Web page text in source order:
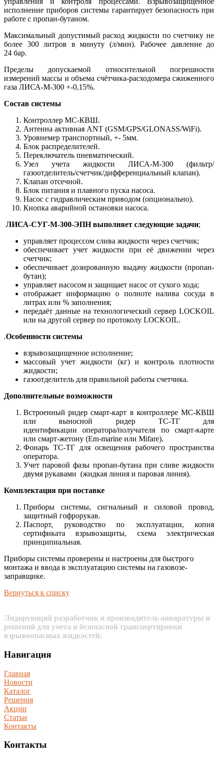
исполнение приборов системы гарантирует безопасность при
работе с пропан-бутаном.
Максимальный допустимый расход жидкости по счетчику не
более 300 литров в минуту (л/мин). Рабочее давление до
24 бар.
Пределы допускаемой относительной погрешности
измерений массы и объема счётчика-расходомера сжиженного
газа ЛИСА-М-300 +-0,15%.
Состав системы
Контроллер МС-КВШ.
Антенна активная ANT (GSM/GPS/GLONASS/WiFi).
Уровнемер транспортный, +- 5мм.
Блок распределителей.
Переключатель пневматический.
Узел учета жидкости ЛИСА-М-300 (фильтр/
газоотделитель/счетчик/дифференциальный клапан).
Клапан отсечной.
Блок питания и плавного пуска насоса.
Насос с гидравлическим приводом (опционально).
Кнопка аварийной остановки насоса.
ЛИСА-СУГ-М-300-ЭПН выполняет следующие задачи;
управляет процессом слива жидкости через счетчик;
обеспечивает учет жидкости при её движении через
счетчик;
обеспечивает дозированную выдачу жидкости (пропан-
бутан);
управляет насосом и защищает насос от сухого хода;
отображает информацию о полноте налива сосуда в
литрах или % заполнения;
передаёт данные на технологический сервер LOCKOIL
или на другой сервер по протоколу LOCKOIL.
.Особенности системы
взрывозащищенное исполнение;
массовый учет жидкости (кг) и контроль плотности
жидкости;
газоотделитель для правильной работы счетчика.
Дополнительные возможности
Встроенный ридер смарт-карт в контроллере МС-КВШ
или выносной ридер ТС-ТГ для
идентификации оператора/получателя по смарт-карте
или смарт-жетону (Em-marine или Mifare).
Фонарь ТС-ТГ для освещения рабочего пространства
оператора.
Учет паровой фазы пропан-бутана при сливе жидкости
двумя рукавами (жидкая линия и паровая линия).
Комплектация при поставке
Приборы системы, сигнальный и силовой провод,
защитный гофрорукав.
Паспорт, руководство по эксплуатации, копия
сертификата взрывозащиты, схема электрическая
принципиальная.
Приборы системы проверены и настроены для быстрого
монтажа и ввода в эксплуатацию системы на газовозе-
заправщике.
Вернуться к списку
Лидирующий разработчик и производитель аппаратуры и
решений для учета и безопасной транспортировки
взрывоопасных жидкостей.
Навигация
Главная
Новости
Каталог
Решения
Акции
Статьи
Контакты
Контакты